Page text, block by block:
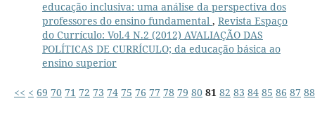
educação inclusiva: uma análise da perspectiva dos
professores do ensino fundamental , Revista Espaço
do Currículo: Vol.4 N.2 (2012) AVALIAÇÃO DAS
POLÍTICAS DE CURRÍCULO; da educação básica ao
ensino superior
<< < 69 70 71 72 73 74 75 76 77 78 79 80 81 82 83 84 85 86 87 88